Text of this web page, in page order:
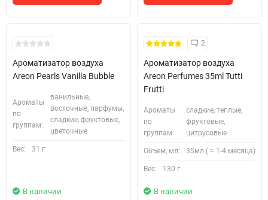
Ароматизатор воздуха
Areon Pearls Vanilla Bubble
Ароматы
по
группам:
ванильные,
восточные, парфумы,
сладкие, фруктовые,
цветочные
Вес: 31 г
В наличии
2
Ароматизатор воздуха
Areon Perfumes 35ml Tutti
Frutti
Ароматы
по
группам:
сладкие, теплые,
фруктовые,
цитрусовые
Объем, мл: 35мл ( ≈ 1-4 месяца)
Вес: 130 г
В наличии